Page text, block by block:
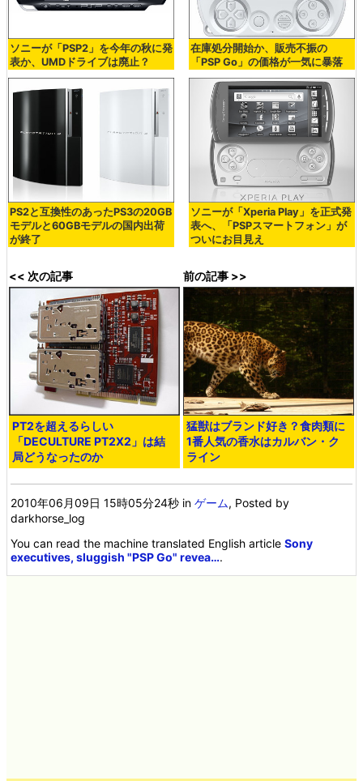
ソニーが「PSP2」を今年の秋に発
表か、UMDドライブは廃止？
在庫処分開始か、販売不振の
「PSP Go」の価格が一気に暴落
PS2と互換性のあったPS3の20GB
モデルと60GBモデルの国内出荷
が終了
ソニーが「Xperia Play」を正式発
表へ、「PSPスマートフォン」が
ついにお目見え
<< 次の記事
PT2を超えるらしい
「DECULTURE PT2X2」は結
局どうなったのか
前の記事 >>
猛獣はブランド好き？食肉類に
1番人気の香水はカルバン・ク
ライン
2010年06月09日 15時05分24秒 inゲーム, Posted by
darkhorse_log
You can read the machine translated English articleSony
executives, sluggish "PSP Go" revea….